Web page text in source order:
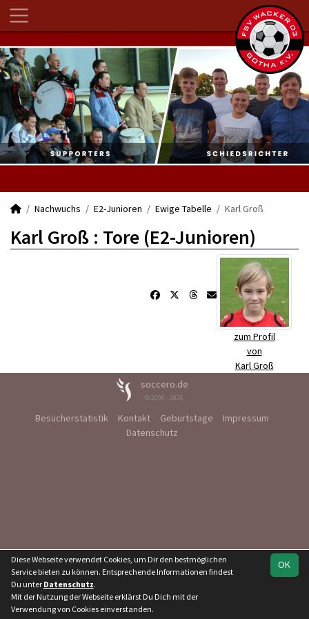
Nachwuchs E2-Junioren Ewige Tabelle Karl Groß
Karl Groß : Tore (E2-Junioren)
zum Profil
von
Karl Groß
soccero.de
© 2006 - 2026
Besucherstatistik Kontakt Geburtstage
Impressum
Datenschutz
OK
Diese Webseite verwendet Cookies, um Dir den bestmöglichen
Service bieten zu können. Entsprechende Informationen findest
Du unter Datenschutz.
Mit der Nutzung der Webseite erklärst Du Dich mit der
Verwendung von Cookies einverstanden.